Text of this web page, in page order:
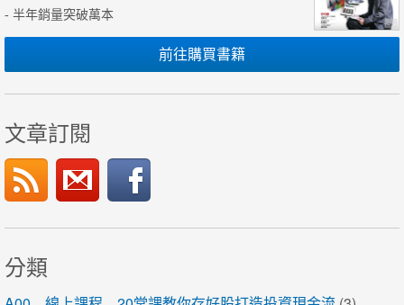
- 半年銷量突破萬本
前往購買書籍
文章訂閱
分類